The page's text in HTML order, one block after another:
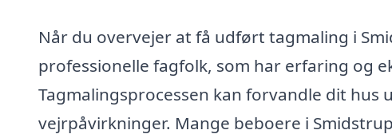
Når du overvejer at få udført tagmaling i
professionelle fagfolk, som har erfaring og
Tagmalingsprocessen kan forvandle dit hus
vejrpåvirkninger. Mange beboere i